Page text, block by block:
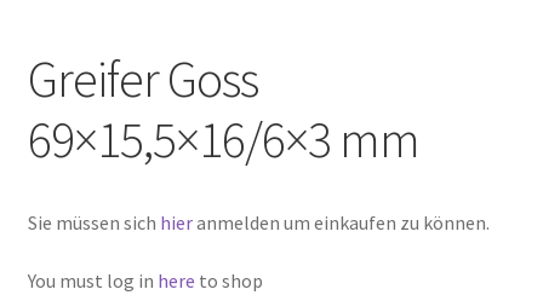
Greifer Goss
69×15,5×16/6×3 mm
Sie müssen sich hieranmelden um einkaufen zu können.
You must log in here to shop